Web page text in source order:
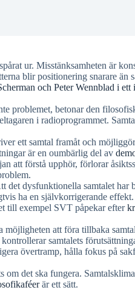
ur. Misstänksamheten är
blir positionering snarare än
och Peter Wennblad i
problemet, betonar den
i radioprogrammet.
ett samtal framåt och
är en oumbärlig del av
att förstå upphör, förlorar
det dysfunktionella samtalet har
ha en självkorrigerande
till exempel SVT påpekar efter
möjligheten att föra tillbaka
samtalets
övertramp, hålla fokus på
om det ska fungera.
är ett sätt.